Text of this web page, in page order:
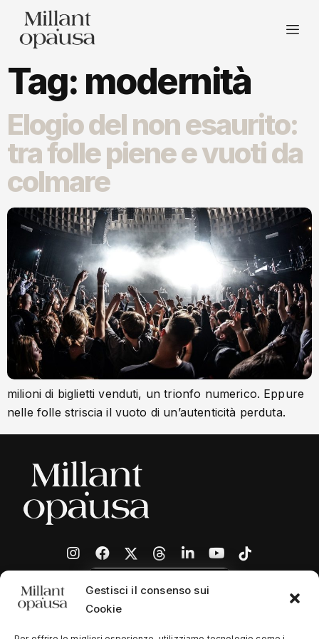
Gestisci il consenso sui
Cookie
Tag: modernità
Elogio del non esaurito:
tra folle piene e vuoti da
colmare
milioni di biglietti venduti, un trionfo numerico. Eppure
nelle folle striscia il vuoto di un’autenticità perduta.